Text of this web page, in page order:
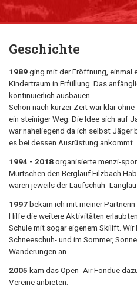
Geschichte
1989ging mit der Eröffnung, einmal
Kindertraum in Erfüllung. Das
kontinuierlich ausbauen.
Schon nach kurzer Zeit war klar
ein steiniger Weg. Die Idee sich auf
war naheliegend da ich selbst Jäger
es bei dessen Ausrüstung ankommt.
1994 - 2018organisierte menzi-
Mürtschen den Berglauf Filzbach
waren jeweils der Laufschuh-
1997bekam ich mit meiner
Hilfe die weitere Aktivitäten
Schule mit sogar eigenem Skilift.
Schneeschuh- und im Sommer,
Wanderungen an.
2005 kam das Open- Air Fondue
Vereine anbieten.